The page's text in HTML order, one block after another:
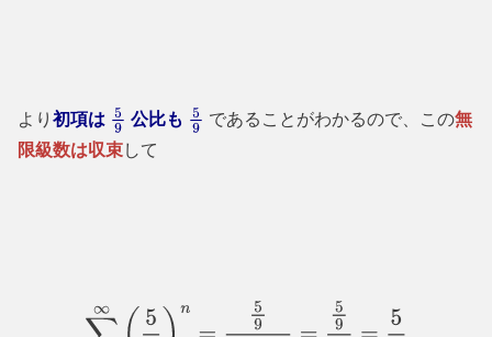
より 初項は 59 公比も 59 であることがわかるので、この無
限級数は収束して